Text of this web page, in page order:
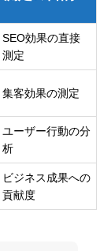
SEO効果の直接
測定
集客効果の測定
ユーザー行動の分
析
ビジネス成果への
貢献度